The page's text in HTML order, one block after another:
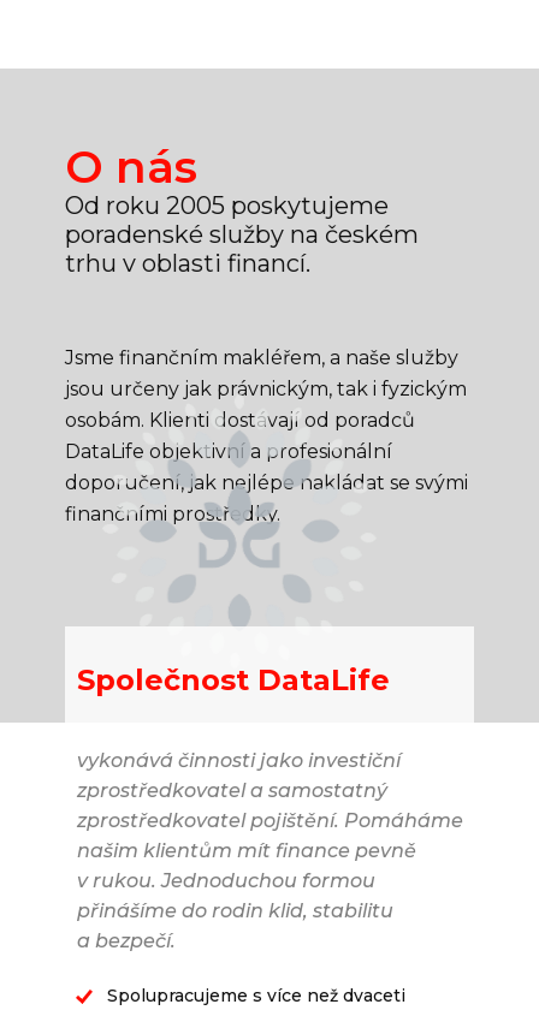
O nás
Od roku 2005 poskytujeme
poradenské služby na českém
trhu v oblasti financí.
Jsme finančním makléřem, a naše služby
jsou určeny jak právnickým, tak i fyzickým
osobám. Klienti dostávají od poradců
DataLife objektivní a profesionální
doporučení, jak nejlépe nakládat se svými
finančními prostředky.
Společnost DataLife
vykonává činnosti jako investiční
zprostředkovatel a samostatný
zprostředkovatel pojištění. Pomáháme
našim klientům mít finance pevně
v rukou. Jednoduchou formou
přinášíme do rodin klid, stabilitu
a bezpečí.
Spolupracujeme s více než dvaceti